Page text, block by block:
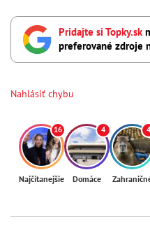
Pridajte si Topky.sk
preferované zdroje
Nahlásiť chybu
16
Najčítanejšie
4
Domáce
4